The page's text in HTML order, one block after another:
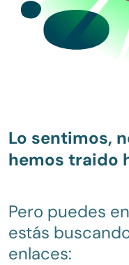
Lo sentimos,
hemos traido
Pero puedes
estás
enlaces: